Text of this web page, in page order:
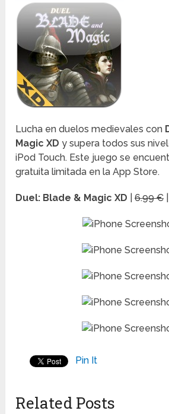
Lucha en duelos medievales con
Magic XD y supera todos sus
iPod Touch. Este juego se
gratuita limitada en la App Store.
Duel: Blade & Magic XD |6.99 €
Pin It
Related Posts